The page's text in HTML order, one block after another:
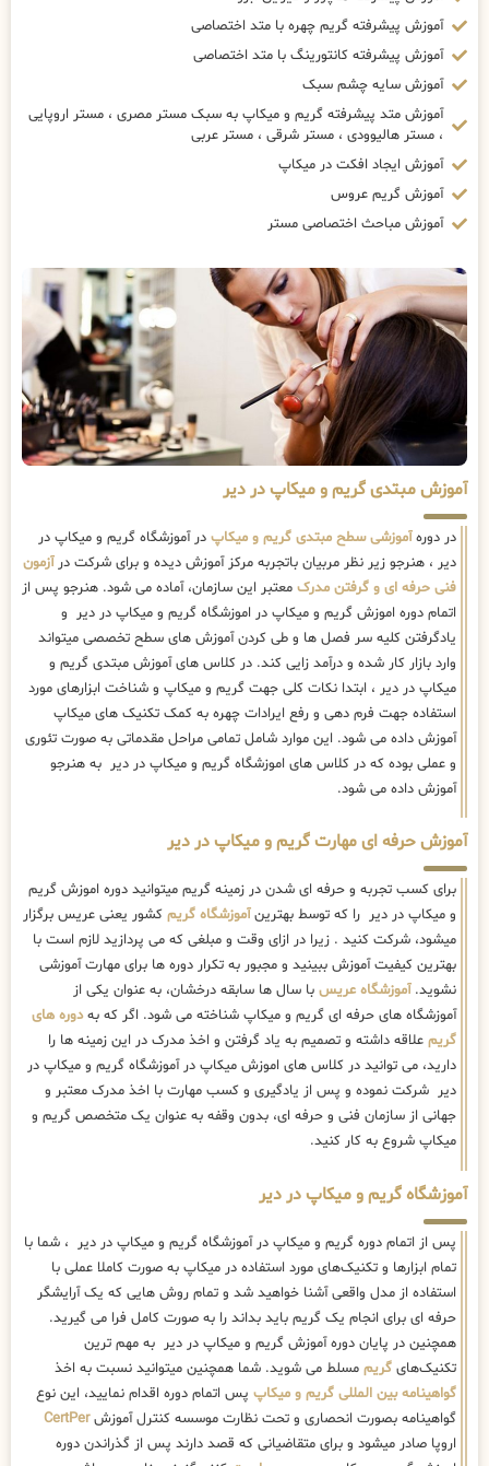
آموزش پیشرفته گریم چهره با متد اختصاصی
آموزش پیشرفته کانتورینگ با متد اختصاصی
آموزش سایه چشم سبک
آموزش متد پیشرفته گریم و میکاپ به سبک مستر مصری ، مستر اروپایی
، مستر هالیوودی ، مستر شرقی ، مستر عربی
آموزش ایجاد افکت در میکاپ
آموزش گریم عروس
آموزش مباحث اختصاصی مستر
آموزش مبتدی گریم و میکاپ در دیر
در دورهآموزشی سطح مبتدی گریم و میکاپ در آموزشگاه گریم و میکاپ در
دیر ، هنرجو زیر نظر مربیان باتجربه مرکز آموزش دیده و برای شرکت درآزمون
فنی حرفه ای و گرفتن مدرک معتبر این سازمان، آماده می شود. هنرجو پس از
اتمام دوره اموزش گریم و میکاپ در اموزشگاه گریم و میکاپ در دیر و
یادگرفتن کلیه سر فصل ها و طی کردن آموزش های سطح تخصصی میتواند
وارد بازار کار شده و درآمد زایی کند. در کلاس های آموزش مبتدی گریم و
میکاپ در دیر ، ابتدا نکات کلی جهت گریم و میکاپ و شناخت ابزارهای مورد
استفاده جهت فرم دهی و رفع ایرادات چهره به کمک تکنیک های میکاپ
آموزش داده می شود. این موارد شامل تمامی مراحل مقدماتی به صورت تئوری
و عملی بوده که در کلاس های اموزشگاه گریم و میکاپ در دیر به هنرجو
آموزش داده می شود.
آموزش حرفه ای مهارت گریم و میکاپ در دیر
برای کسب تجربه و حرفه ای شدن در زمینه گریم میتوانید دوره اموزش گریم
و میکاپ در دیر را که توسط بهترینآموزشگاه گریم کشور یعنی عریس برگزار
میشود، شرکت کنید . زیرا در ازای وقت و مبلغی که می پردازید لازم است با
بهترین کیفیت آموزش ببینید و مجبور به تکرار دوره ها برای مهارت آموزشی
نشوید.آموزشگاه عریس با سال ها سابقه درخشان، به عنوان یکی از
آموزشگاه های حرفه ای گریم و میکاپ شناخته می شود. اگر که بهدوره های
گریم علاقه داشته و تصمیم به یاد گرفتن و اخذ مدرک در این زمینه ها را
دارید، می توانید در کلاس های اموزش میکاپ در آموزشگاه گریم و میکاپ در
دیر شرکت نموده و پس از یادگیری و کسب مهارت با اخذ مدرک معتبر و
جهانی از سازمان فنی و حرفه ای، بدون وقفه به عنوان یک متخصص گریم و
میکاپ شروع به کار کنید.
آموزشگاه گریم و میکاپ در دیر
پس از اتمام دوره گریم و میکاپ در آموزشگاه گریم و میکاپ در دیر ، شما با
تمام ابزارها و تکنیک‌های مورد استفاده در میکاپ به صورت کاملا عملی با
استفاده از مدل واقعی آشنا خواهید شد و تمام روش هایی که یک آرایشگر
حرفه ای برای انجام یک گریم باید بداند را به صورت کامل فرا می گیرید.
همچنین در پایان دوره آموزش گریم و میکاپ در دیر به مهم ترین
تکنیک‌های گریم مسلط می شوید. شما همچنین میتوانید نسبت به اخذ
گواهینامه بین المللی گریم و میکاپ پس اتمام دوره اقدام نمایید، این نوع
گواهینامه بصورت انحصاری و تحت نظارت موسسه کنترل آموزشCertPer
اروپا صادر میشود و برای متقاضیانی که قصد دارند پس از گذراندن دوره